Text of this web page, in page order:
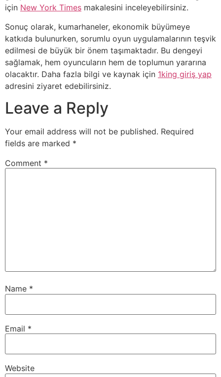
için New York Times makalesini inceleyebilirsiniz.
Sonuç olarak, kumarhaneler, ekonomik büyümeye
katkıda bulunurken, sorumlu oyun uygulamalarının teşvik
edilmesi de büyük bir önem taşımaktadır. Bu dengeyi
sağlamak, hem oyuncuların hem de toplumun yararına
olacaktır. Daha fazla bilgi ve kaynak için 1king giriş yap
adresini ziyaret edebilirsiniz.
Leave a Reply
Your email address will not be published. Required
fields are marked *
Comment *
Name *
Email *
Website